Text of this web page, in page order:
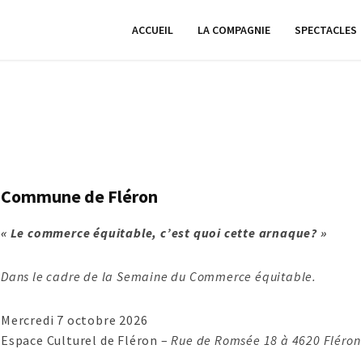
ACCUEIL LA COMPAGNIE SPECTACLES
Commune de Fléron
« Le commerce équitable, c’est quoi cette arnaque? »
Dans le cadre de la Semaine du Commerce équitable.
Mercredi 7 octobre 2026
Espace Culturel de Fléron –Rue de Romsée 18 à 4620 Fléron